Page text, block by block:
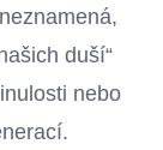
duší“
nebo